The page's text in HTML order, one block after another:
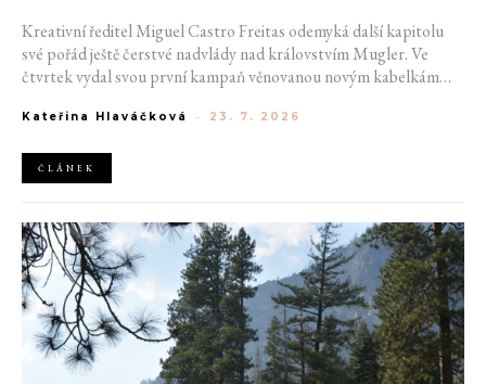
Kreativní ředitel Miguel Castro Freitas odemyká další kapitolu
své pořád ještě čerstvé nadvlády nad královstvím Mugler. Ve
čtvrtek vydal svou první kampaň věnovanou novým kabelkám
do módního domu dorazil. Umně mísí výrazy minulosti a dávných
Kateřina Hlaváčková - 23. 7. 2026
ČLÁNEK